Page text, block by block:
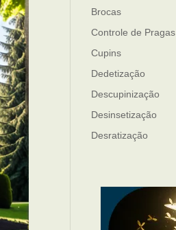
Brocas
Controle de
Cupins
Dedetização
Descupinização
Desinsetização
Desratização
Mosquitos
Percevejo de Cama